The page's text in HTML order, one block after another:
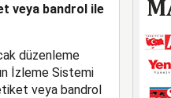
veya bandrol ile
düzenleme
İzleme Sistemi
veya bandrol